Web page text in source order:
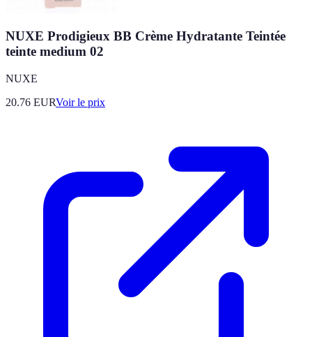
NUXE Prodigieux BB Crème Hydratante Teintée
teinte medium 02
NUXE
20.76 EURVoir le prix